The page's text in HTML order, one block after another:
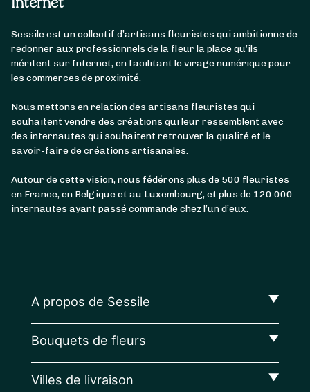
Sessile est un collectif d’artisans fleuristes qui ambitionne de
redonner aux professionnels de la fleur la place qu’ils
méritent sur Internet, en facilitant le virage numérique pour
les commerces de proximité.
Nous mettons en relation des artisans fleuristes qui
souhaitent vendre des créations qui leur ressemblent avec
des internautes qui souhaitent retrouver la qualité et le
savoir-faire de créations artisanales.
Autour de cette vision, nous fédérons plus de 500 fleuristes
en France, en Belgique et au Luxembourg, et plus de 120 000
internautes ayant passé commande chez l’un d’eux.
A propos de Sessile
Bouquets de fleurs
Villes de livraison